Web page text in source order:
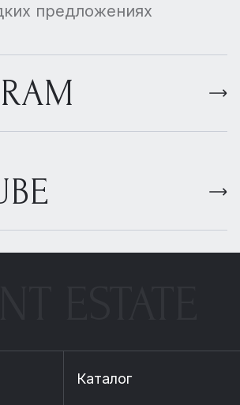
предложениях
Каталог